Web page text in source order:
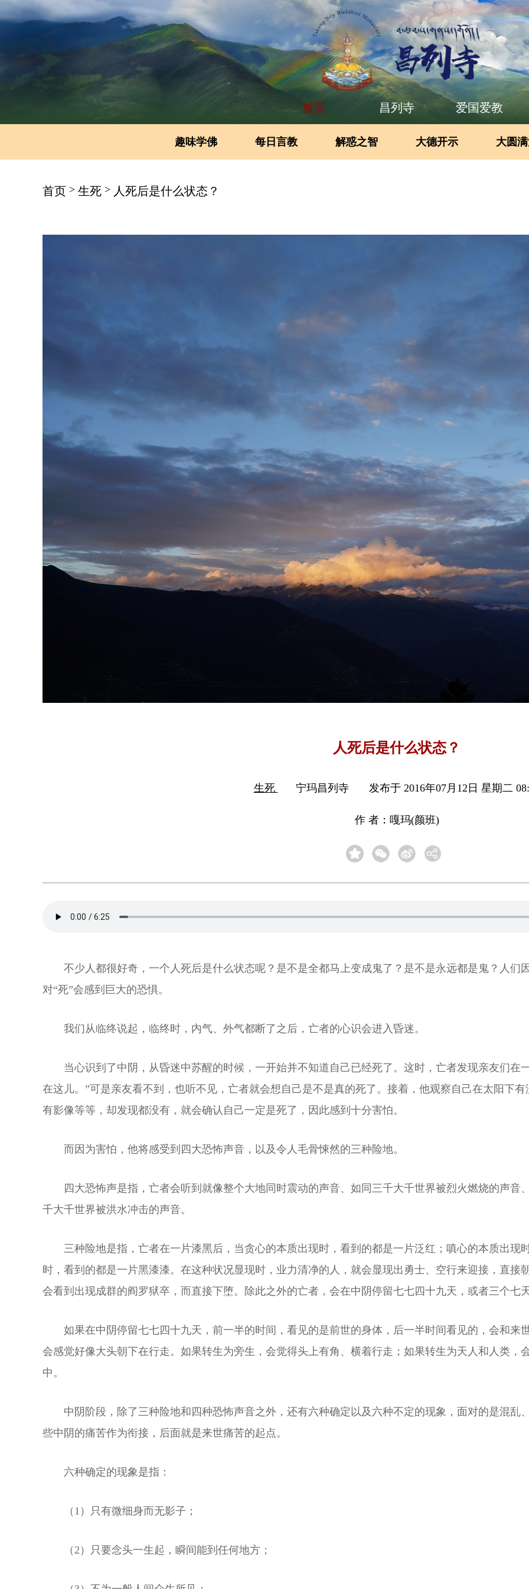
首页 昌列寺 爱国爱教
趣味学佛 每日言教 解惑之智 大德开示 大圆
首页 > 生死 > 人死后是什么状态？
人死后是什么状态？
生死 宁玛昌列寺 发布于 2016年07月12日 星期二
作 者：嘎玛(颜班)
不少人都很好奇，一个人死后是什么状态呢？是不是全都马上变成鬼了？是不是永远都是鬼？人们
对“死”会感到巨大的恐惧。
我们从临终说起，临终时，内气、外气都断了之后，亡者的心识会进入昏迷。
当心识到了中阴，从昏迷中苏醒的时候，一开始并不知道自己已经死了。这时，亡者发现亲友们在
在这儿。”可是亲友看不到，也听不见，亡者就会想自己是不是真的死了。接着，他观察自己在太阳下
有影像等等，却发现都没有，就会确认自己一定是死了，因此感到十分害怕。
而因为害怕，他将感受到四大恐怖声音，以及令人毛骨悚然的三种险地。
四大恐怖声是指，亡者会听到就像整个大地同时震动的声音、如同三千大千世界被烈火燃烧的声音
千大千世界被洪水冲击的声音。
三种险地是指，亡者在一片漆黑后，当贪心的本质出现时，看到的都是一片泛红；嗔心的本质出现
时，看到的都是一片黑漆漆。在这种状况显现时，业力清净的人，就会显现出勇士、空行来迎接，直接
会看到出现成群的阎罗狱卒，而直接下堕。除此之外的亡者，会在中阴停留七七四十九天，或者三个七
如果在中阴停留七七四十九天，前一半的时间，看见的是前世的身体，后一半时间看见的，会和来
会感觉好像大头朝下在行走。如果转生为旁生，会觉得头上有角、横着行走；如果转生为天人和人类，
中。
中阴阶段，除了三种险地和四种恐怖声音之外，还有六种确定以及六种不定的现象，面对的是混乱
些中阴的痛苦作为衔接，后面就是来世痛苦的起点。
六种确定的现象是指：
（1）只有微细身而无影子；
（2）只要念头一生起，瞬间能到任何地方；